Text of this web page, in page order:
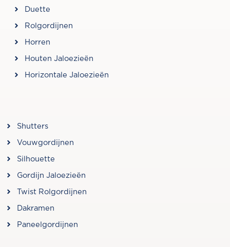
Duette
Rolgordijnen
Horren
Houten Jaloezieën
Horizontale Jaloezieën
Shutters
Vouwgordijnen
Silhouette
Gordijn Jaloezieën
Twist Rolgordijnen
Dakramen
Paneelgordijnen